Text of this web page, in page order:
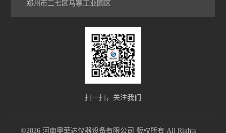
工业马弗炉
郑州市二七区马寨工业园区
扫一扫，关注我们
©2026 河南奥菲达仪器设备有限公司 版权所有 All Rights